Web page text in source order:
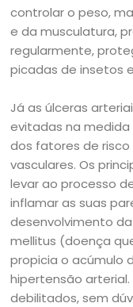
controlar o peso,
e da musculatura,
regularmente,
picadas de insetos
Já as úlceras
evitadas na
dos fatores de
vasculares. Os
levar ao processo
inflamar as suas
desenvolvimento
mellitus (doença
propicia o acúmulo
hipertensão
debilitados, sem